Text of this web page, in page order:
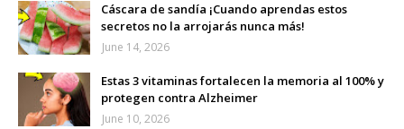
Cáscara de sandía ¡Cuando aprendas estos
secretos no la arrojarás nunca más!
June 14, 2026
Estas 3 vitaminas fortalecen la memoria al 100% y
protegen contra Alzheimer
June 10, 2026